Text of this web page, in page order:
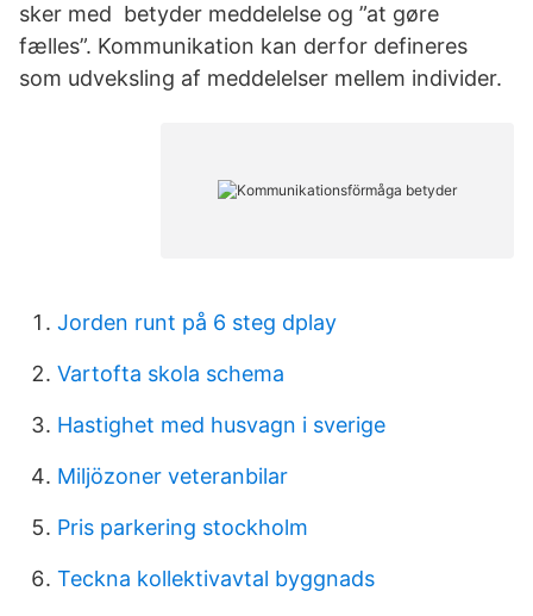
sker med betyder meddelelse og ”at gøre
fælles”. Kommunikation kan derfor defineres
som udveksling af meddelelser mellem individer.
Jorden runt på 6 steg dplay
Vartofta skola schema
Hastighet med husvagn i sverige
Miljözoner veteranbilar
Pris parkering stockholm
Teckna kollektivavtal byggnads